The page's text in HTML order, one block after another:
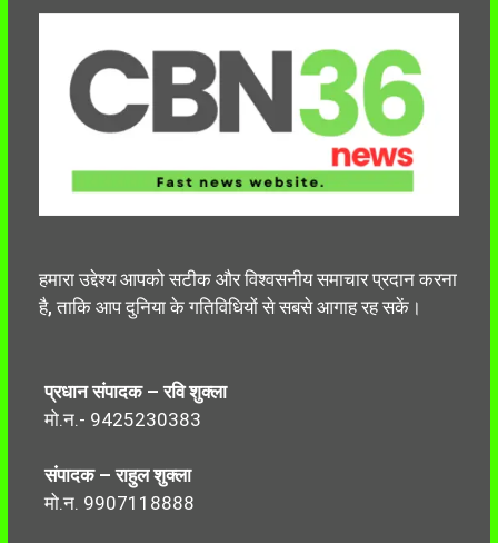
हमारा उद्देश्य आपको सटीक और विश्वसनीय समाचार प्रदान करना
है, ताकि आप दुनिया के गतिविधियों से सबसे आगाह रह सकें।
प्रधान संपादक – रवि शुक्ला
मो.न.- 9425230383
संपादक – राहुल शुक्ला
मो.न. 9907118888